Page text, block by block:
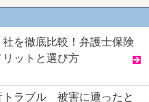
を徹底比較！弁護士保険
ットと選び方
トラブル 被害に遭ったと